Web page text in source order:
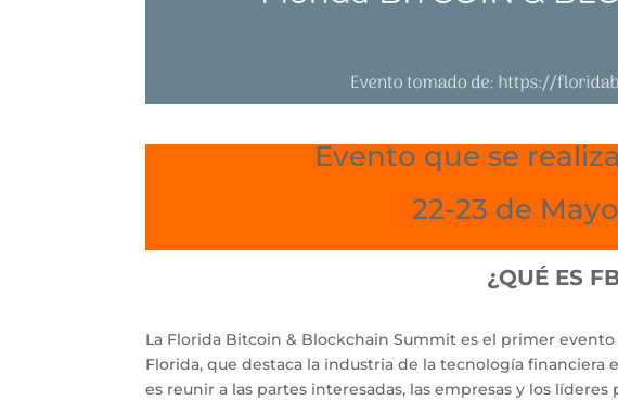
Evento que se
22-23 de
¿QUÉ ES
La Florida Bitcoin & Blockchain Summit es el primer
Florida, que destaca la industria de la tecnología
es reunir a las partes interesadas, las empresas y los